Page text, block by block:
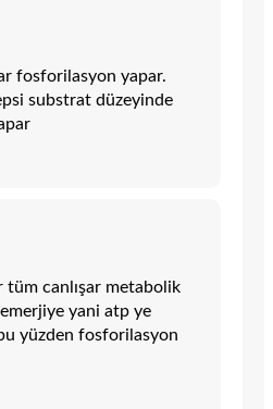
fosforilasyon yapar.
substrat düzeyinde
tüm canlışar metabolik
yani atp ye
yüzden fosforilasyon